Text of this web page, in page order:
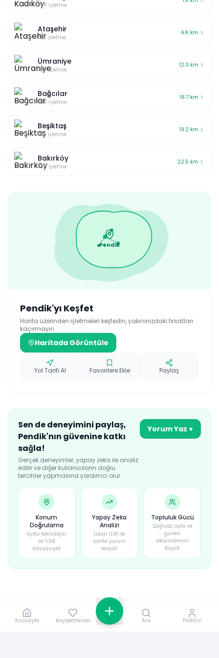
tamir veya değişim için
Ürünün garanti belgesi hâlâ
elimde, ancak belge
imzalanmadığı için ürünün
olmadığını da net olarak
bilemiyorum. Neva
tenceremin yetkili servis
aracılığıyla incelenmesini,
mümkünse garanti
edilmesini ya da ayıpsız bir
ürünle değiştirilmesini ve bu
şekilde iletişim kurulmasını
talep ediyorum.
878 işletme
Ataşehir
812işletme
4.6 km
Ümraniye
799işletme
12.3 km
Bağcılar
796 işletme
18.7km
Beşiktaş
793 işletme
19.2km
Bakırköy
768işletme
22.5 km
Pendik
Pendik'yı Keşfet
Harita üzerinden işletmeleri keşfedin, yakınınızdaki fırsatları
kaçırmayın.
Haritada Görüntüle
Yol Tarifi Al Favorilere Ekle Paylaş
Sen de deneyimini paylaş,
Pendik'nın güvenine katkı
sağla!
Gerçek deneyimler, yapay zeka ile analiz
edilir ve diğer kullanıcıların doğru
tercihler yapmasına yardımcı olur.
Yorum Yaz +
Konum
Doğrulama
Uydu teknolojisi
ile %98
hassasiyet
Yapay Zeka
Analizi
Local LLM ile
sahte yorum
tespiti
Topluluk Gücü
Doğrula, oyla ve
güven
ekosistemini
büyüt
Anasayfa Kaydedilenler Ara Profilim